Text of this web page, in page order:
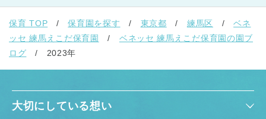
保育 TOP 保育園を探す 東京都 練馬区
ベネ
ッセ 練馬えこだ保育園
ベネッセ 練馬えこだ保育園の園ブ
ログ
2023年
大切にしている想い